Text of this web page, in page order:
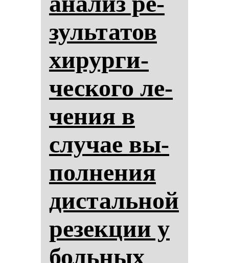
зуль­та­тов
хи­рур­ги­
чес­ко­го ле­
че­ния в
слу­чае вы­
пол­не­ния
дис­таль­ной
ре­зек­ции у
боль­ных